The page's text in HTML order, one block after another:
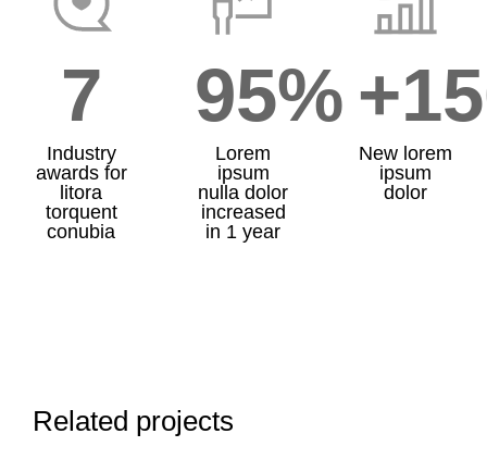
7
Industry
awards for
litora
torquent
conubia
95%
Lorem
ipsum
nulla dolor
increased
in 1 year
+
New lorem
ipsum
dolor
Related projects